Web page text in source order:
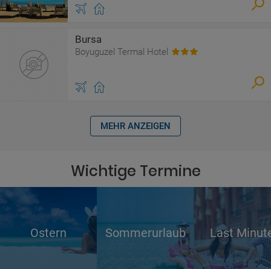
Bursa
Boyuguzel Termal Hotel
MEHR ANZEIGEN
Wichtige Termine
Ostern Sommerurlaub Last